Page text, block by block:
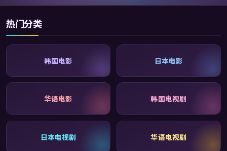
热门分类
韩国电影 日本电影
华语电影 韩国电视剧
日本电视剧 华语电视剧